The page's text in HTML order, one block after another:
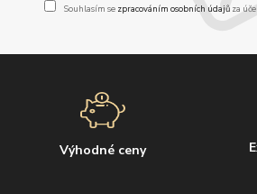
Souhlasím se zpracováním osobních údajůza
Výhodné ceny